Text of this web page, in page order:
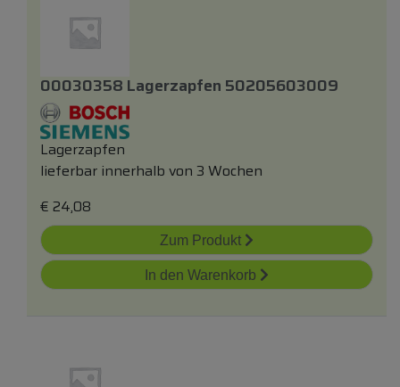
00030358 Lagerzapfen 50205603009
Lagerzapfen
lieferbar innerhalb von 3 Wochen
€ 24,08
Zum Produkt
In den Warenkorb